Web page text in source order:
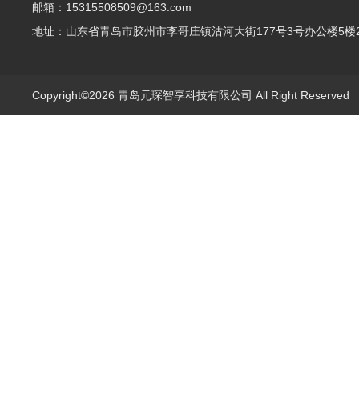
邮箱：15315508509@163.com
地址：山东省青岛市胶州市李哥庄镇沽河大街177号3号办公楼5楼
Copyright©2026 青岛元琛智享科技有限公司 All Right